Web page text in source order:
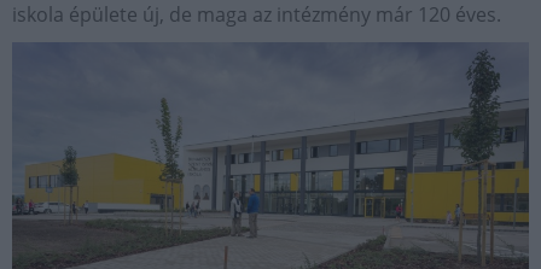
iskola épülete új, de maga az intézmény már 120 éves.